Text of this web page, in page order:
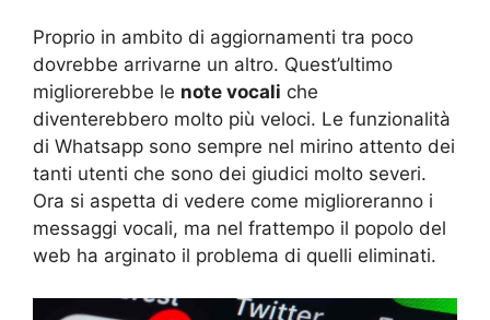
Proprio in ambito di aggiornamenti tra poco
dovrebbe arrivarne un altro. Quest’ultimo
migliorerebbe le note vocali che
diventerebbero molto più veloci. Le funzionalità
di Whatsapp sono sempre nel mirino attento dei
tanti utenti che sono dei giudici molto severi.
Ora si aspetta di vedere come miglioreranno i
messaggi vocali, ma nel frattempo il popolo del
web ha arginato il problema di quelli eliminati.